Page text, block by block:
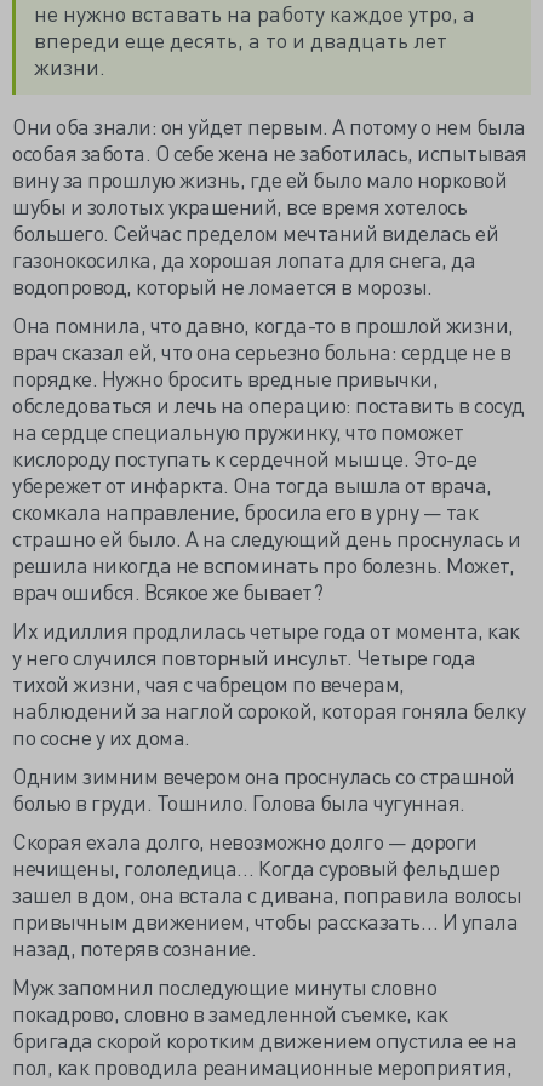
не нужно вставать на работу каждое утро, а
впереди еще десять, а то и двадцать лет
жизни.
Они оба знали: он уйдет первым. А потому о нем была
особая забота. О себе жена не заботилась, испытывая
вину за прошлую жизнь, где ей было мало норковой
шубы и золотых украшений, все время хотелось
большего. Сейчас пределом мечтаний виделась ей
газонокосилка, да хорошая лопата для снега, да
водопровод, который не ломается в морозы.
Она помнила, что давно, когда-то в прошлой жизни,
врач сказал ей, что она серьезно больна: сердце не в
порядке. Нужно бросить вредные привычки,
обследоваться и лечь на операцию: поставить в сосуд
на сердце специальную пружинку, что поможет
кислороду поступать к сердечной мышце. Это-де
убережет от инфаркта. Она тогда вышла от врача,
скомкала направление, бросила его в урну — так
страшно ей было. А на следующий день проснулась и
решила никогда не вспоминать про болезнь. Может,
врач ошибся. Всякое же бывает?
Их идиллия продлилась четыре года от момента, как
у него случился повторный инсульт. Четыре года
тихой жизни, чая с чабрецом по вечерам,
наблюдений за наглой сорокой, которая гоняла белку
по сосне у их дома.
Одним зимним вечером она проснулась со страшной
болью в груди. Тошнило. Голова была чугунная.
Скорая ехала долго, невозможно долго — дороги
нечищены, гололедица… Когда суровый фельдшер
зашел в дом, она встала с дивана, поправила волосы
привычным движением, чтобы рассказать… И упала
назад, потеряв сознание.
Муж запомнил последующие минуты словно
покадрово, словно в замедленной съемке, как
бригада скорой коротким движением опустила ее на
пол, как проводила реанимационные мероприятия,